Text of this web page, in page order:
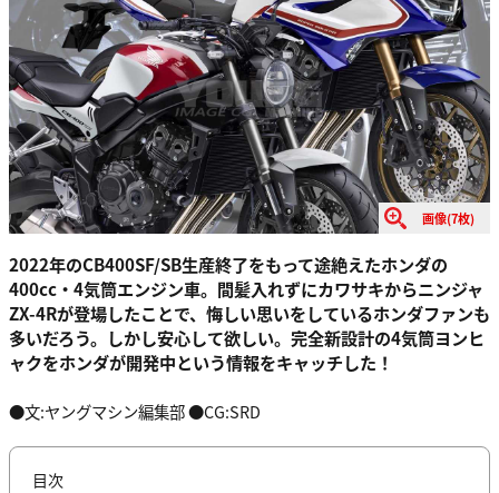
画像(7枚)
2022年のCB400SF/SB生産終了をもって途絶えたホンダの
400cc・4気筒エンジン車。間髪入れずにカワサキからニンジャ
ZX-4Rが登場したことで、悔しい思いをしているホンダファンも
多いだろう。しかし安心して欲しい。完全新設計の4気筒ヨンヒ
ャクをホンダが開発中という情報をキャッチした！
●文:ヤングマシン編集部 ●CG:SRD
目次